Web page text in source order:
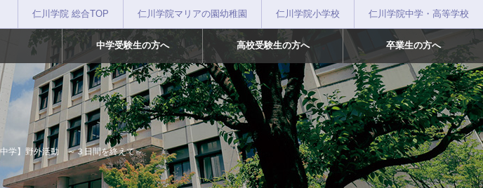
仁川学院 総合TOP 仁川学院マリアの園幼稚園 仁川学院小学校 仁川学院中学・高等学校
中学受験生の方へ 高校受験生の方へ 卒業生の方へ
中学】野外活動 ～３日間を終えて～